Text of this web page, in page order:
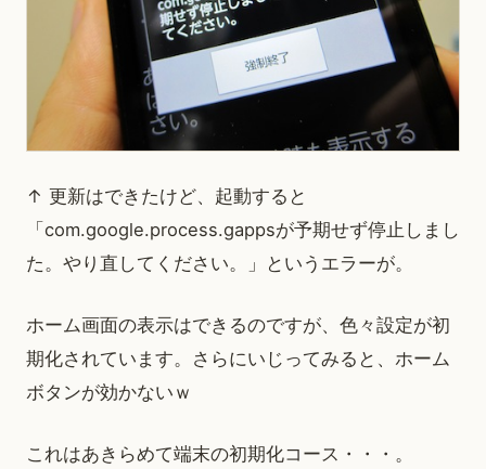
↑ 更新はできたけど、起動すると
「com.google.process.gappsが予期せず停止しまし
た。やり直してください。」というエラーが。
ホーム画面の表示はできるのですが、色々設定が初
期化されています。さらにいじってみると、ホーム
ボタンが効かないｗ
これはあきらめて端末の初期化コース・・・。